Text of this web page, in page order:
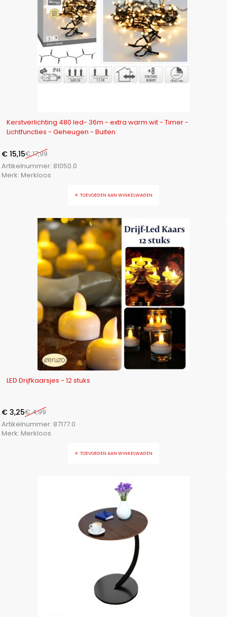
Kerstverlichting 480 led- 36m - extra warm wit - Timer -
Lichtfuncties - Geheugen - Buiten
€17,99
€ 15,15
Artikelnummer: 81050.0
Merk: Merkloos
TOEVOEGEN AAN WINKELWAGEN
LED Drijfkaarsjes - 12 stuks
€4,99
€ 3,25
Artikelnummer: 87177.0
Merk: Merkloos
TOEVOEGEN AAN WINKELWAGEN